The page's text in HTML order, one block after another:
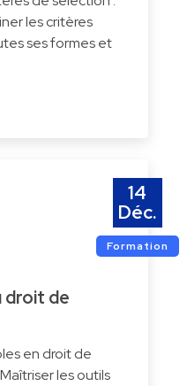
les critères
ses formes et
14
Déc.
Formation
droit de
en droit de
les outils